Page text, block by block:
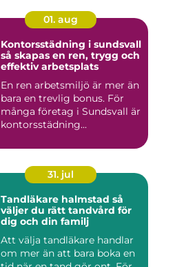
01. aug
Kontorsstädning i sundsvall
så skapas en ren, trygg och
effektiv arbetsplats
En ren arbetsmiljö är mer än
bara en trevlig bonus. För
många företag i Sundsvall är
kontorsstädning...
31. jul
Tandläkare halmstad så
väljer du rätt tandvård för
dig och din familj
Att välja tandläkare handlar
om mer än att bara boka en